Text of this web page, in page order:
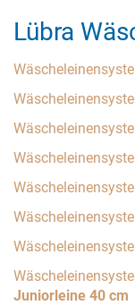
Lübra
Juniorleine 40 cm